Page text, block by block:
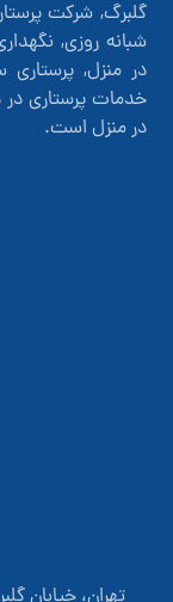
گلبرگ, شرکت
شبانه روزی,
در منزل, پرستاری
خدمات پرستاری
در منزل است.